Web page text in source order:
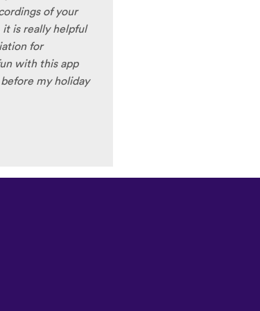
of your
is really helpful
for
with this app
my holiday